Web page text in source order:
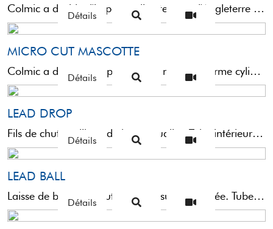
Colmic a décidé d'importer directement d'Angleterre cette nouvelle forme cylindrique de plombs.Conçus par nos amis anglo-saxons pour ...
Détails
MICRO CUT MASCOTTE
Colmic a décidé d’importer cette nouvelle forme cylindrique de plombs directement d’Angleterre. Spécialement conçu pour la pêche en carpodrome ...
Détails
LEAD DROP
Fils de chute calibrés de haute qualité. Tube intérieur en silicone pour protéger le nylon et finition ...
Détails
LEAD BALL
Laisse de balle de haute qualité, super calibrée. Tube intérieur en silicone avec trou de passage pour ...
Détails